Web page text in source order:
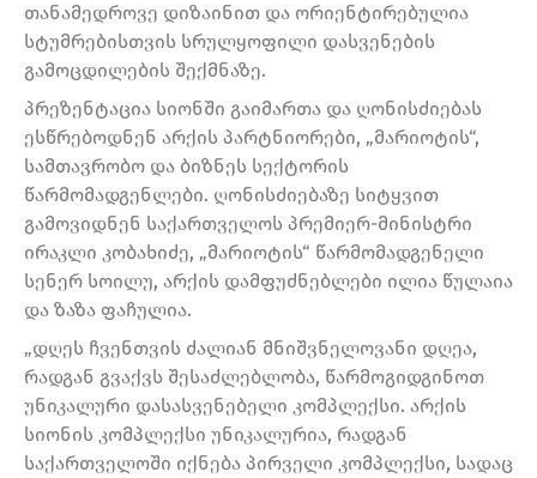
თანამედროვე დიზაინით და ორიენტირებულია
სტუმრებისთვის სრულყოფილი დასვენების
გამოცდილების შექმნაზე.
პრეზენტაცია სიონში გაიმართა და ღონისძიებას
ესწრებოდნენ არქის პარტნიორები, „მარიოტის“,
სამთავრობო და ბიზნეს სექტორის
წარმომადგენლები. ღონისძიებაზე სიტყვით
გამოვიდნენ საქართველოს პრემიერ-მინისტრი
ირაკლი კობახიძე, „მარიოტის“ წარმომადგენელი
სენერ სოილუ, არქის დამფუძნებლები ილია წულაია
და ზაზა ფაჩულია.
„დღეს ჩვენთვის ძალიან მნიშვნელოვანი დღეა,
რადგან გვაქვს შესაძლებლობა, წარმოგიდგინოთ
უნიკალური დასასვენებელი კომპლექსი. არქის
სიონის კომპლექსი უნიკალურია, რადგან
საქართველოში იქნება პირველი კომპლექსი, სადაც